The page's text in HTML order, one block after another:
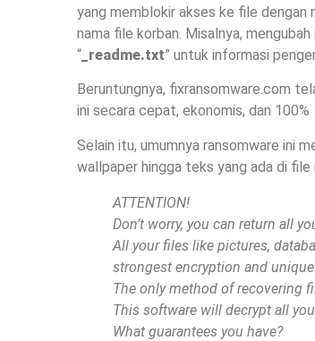
yang memblokir akses ke file dengan
nama file korban. Misalnya, mengubah
“ _readme.txt” untuk informasi
Beruntungnya, fixransomware.com
ini secara cepat, ekonomis, dan 100%
Selain itu, umumnya ransomware ini
wallpaper hingga teks yang ada di
ATTENTION!
Don’t worry, you can return all
All your files like pictures,
strongest encryption and unique
The only method of recovering
This software will decrypt all
What guarantees you have?